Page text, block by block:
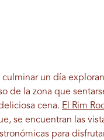
culminar un día
de la zona que
cena. El Rim
se encuentran las
para